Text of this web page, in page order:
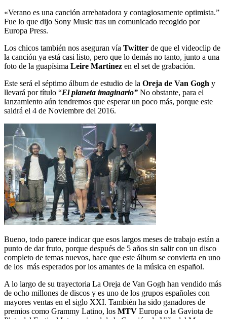
«Verano es una canción arrebatadora y contagiosamente optimista.”
Fue lo que dijo Sony Music tras un comunicado recogido por
Europa Press.
Los chicos también nos aseguran vía Twitter de que el videoclip de
la canción ya está casi listo, pero que lo demás no tanto, junto a una
foto de la guapísima Leire Martinez en el set de grabación.
Este será el séptimo álbum de estudio de la Oreja de Van Gogh y
llevará por título “El planeta imaginario” No obstante, para el
lanzamiento aún tendremos que esperar un poco más, porque este
saldrá el 4 de Noviembre del 2016.
Bueno, todo parece indicar que esos largos meses de trabajo están a
punto de dar fruto, porque después de 5 años sin salir con un disco
completo de temas nuevos, hace que este álbum se convierta en uno
de los más esperados por los amantes de la música en español.
A lo largo de su trayectoria La Oreja de Van Gogh han vendido más
de ocho millones de discos y es uno de los grupos españoles con
mayores ventas en el siglo XXI. También ha sido ganadores de
premios como Grammy Latino, los MTV Europa o la Gaviota de